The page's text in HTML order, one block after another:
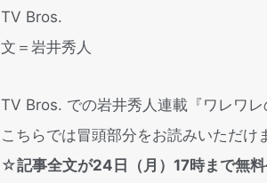
TV Bros.
文＝岩井秀人
TV Bros. での岩井秀⼈連載『ワレワ
こちらでは冒頭部分をお読みいただけ
☆記事全文が24日（月）17時まで無